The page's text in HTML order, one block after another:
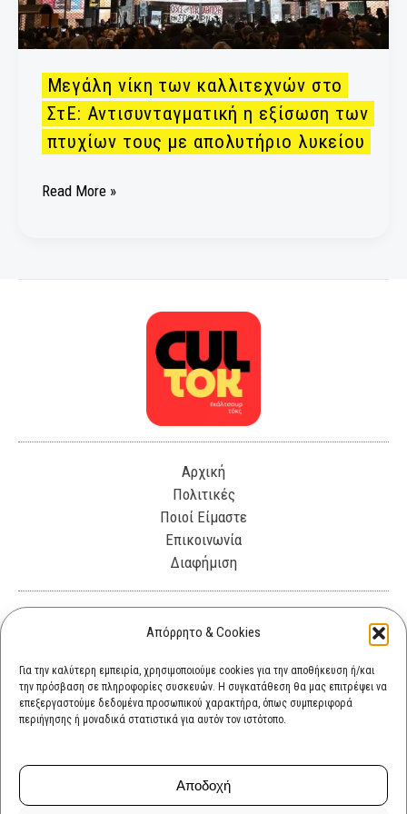
Απόρρητο & Cookies
Για την καλύτερη εμπειρία, χρησιμοποιούμε cookies για την αποθήκευση ή/και
την πρόσβαση σε πληροφορίες συσκευών. Η συγκατάθεση θα μας επιτρέψει να
επεξεργαστούμε δεδομένα προσωπικού χαρακτήρα, όπως συμπεριφορά
περιήγησης ή μοναδικά στατιστικά για αυτόν τον ιστότοπο.
Αποδοχή
Μεγάλη νίκη των καλλιτεχνών στο
ΣτΕ: Αντισυνταγματική η εξίσωση των
πτυχίων τους με απολυτήριο λυκείου
των
πτυχίων
με
απολυτήριο
λυκείου
Read More »
Αρχική
Πολιτικές
Ποιοί Είμαστε
Επικοινωνία
Διαφήμιση
Λεωφόρος Θησέως 330. Καλλιθέα, 17675
cultok.gr@gmail.com